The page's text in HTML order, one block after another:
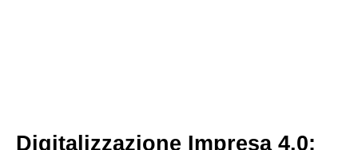
Digitalizzazione Impresa 4.0: